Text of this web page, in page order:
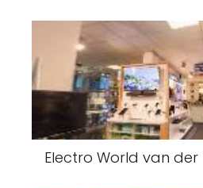
Electro World van